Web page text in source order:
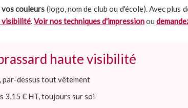
couleurs (logo, nom de club ou d'école). Avec plus
visibilité.Voir nos techniques d'impressionou
haute visibilité
par-dessus tout vêtement
3,15 € HT, toujours sur soi